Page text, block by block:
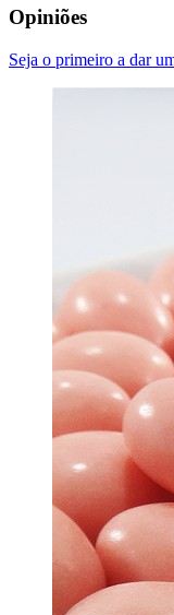
Opiniões
Seja o primeiro a dar